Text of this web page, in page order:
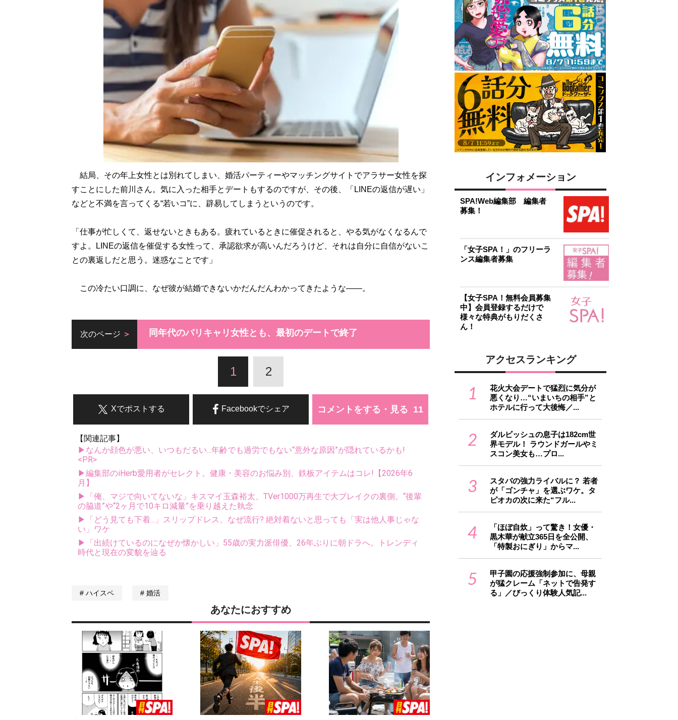
結局、その年上女性とは別れてしまい、婚活パーティーやマッチングサイトでアラサー女性を探
すことにした前川さん。気に入った相手とデートもするのですが、その後、「LINEの返信が遅い」
などと不満を言ってくる“若いコ”に、辟易してしまうというのです。
「仕事が忙しくて、返せないときもある。疲れているときに催促されると、やる気がなくなるんで
すよ。LINEの返信を催促する女性って、承認欲求が高いんだろうけど、それは自分に自信がないこ
との裏返しだと思う。迷惑なことです」
この冷たい口調に、なぜ彼が結婚できないかだんだんわかってきたような――。
次のページ 同年代のバリキャリ女性とも、最初のデートで終了
1 2
コメントをする・見る
Facebookでシェア
Xでポストする
【関連記事】
▶なんか顔色が悪い、いつもだるい...年齢でも過労でもない“意外な原因”が隠れているかも!
<PR>
▶編集部のiHerb愛用者がセレクト。健康・美容のお悩み別、鉄板アイテムはコレ!【2026年6
月】
▶「俺、マジで向いてないな」キスマイ玉森裕太、TVer1000万再生で大ブレイクの裏側。“後輩
の脇道”や“2ヶ月で10キロ減量”を乗り越えた執念
▶「どう見ても下着...」スリップドレス、なぜ流行? 絶対着ないと思っても「実は他人事じゃな
い」ワケ
▶「出続けているのになぜか懐かしい」55歳の実力派俳優、26年ぶりに朝ドラへ。トレンディ
時代と現在の変貌を辿る
ハイスペ 婚活
あなたにおすすめ
インフォメーション
SPA!Web編集部 編集者
募集！
「女子SPA！」のフリーラ
ンス編集者募集
【女子SPA！無料会員募集
中】会員登録するだけで
様々な特典がもりだくさ
ん！
アクセスランキング
1
花火大会デートで猛烈に気分が
悪くなり…“いまいちの相手”と
ホテルに行って大後悔／...
2
ダルビッシュの息子は182cm世
界モデル！ ラウンドガールやミ
スコン美女も…プロ...
3
スタバの強力ライバルに？ 若者
が「ゴンチャ」を選ぶワケ。タ
ピオカの次に来た“フル...
4
「ほぼ自炊」って驚き！女優・
黒木華が献立365日を全公開、
「特製おにぎり」からマ...
5
甲子園の応援強制参加に、母親
が猛クレーム「ネットで告発す
る」／びっくり体験人気記...